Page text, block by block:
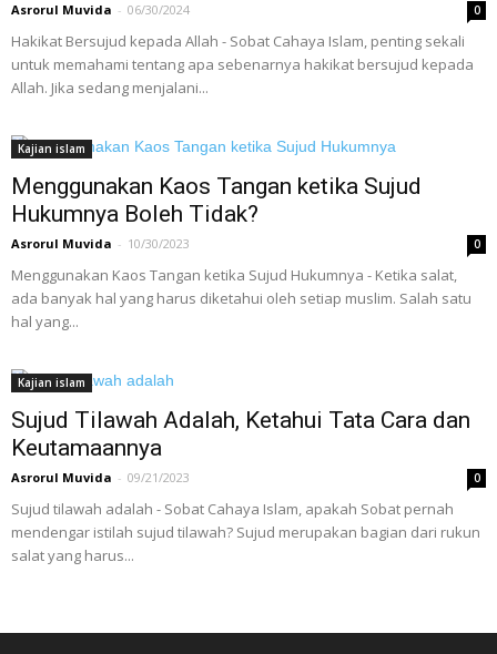
Asrorul Muvida - 06/30/2024 0
Hakikat Bersujud kepada Allah - Sobat Cahaya Islam, penting sekali
untuk memahami tentang apa sebenarnya hakikat bersujud kepada
Allah. Jika sedang menjalani...
Kajian islam
Menggunakan Kaos Tangan ketika Sujud
Hukumnya Boleh Tidak?
Asrorul Muvida - 10/30/2023 0
Menggunakan Kaos Tangan ketika Sujud Hukumnya - Ketika salat,
ada banyak hal yang harus diketahui oleh setiap muslim. Salah satu
hal yang...
Kajian islam
Sujud Tilawah Adalah, Ketahui Tata Cara dan
Keutamaannya
Asrorul Muvida - 09/21/2023 0
Sujud tilawah adalah - Sobat Cahaya Islam, apakah Sobat pernah
mendengar istilah sujud tilawah? Sujud merupakan bagian dari rukun
salat yang harus...